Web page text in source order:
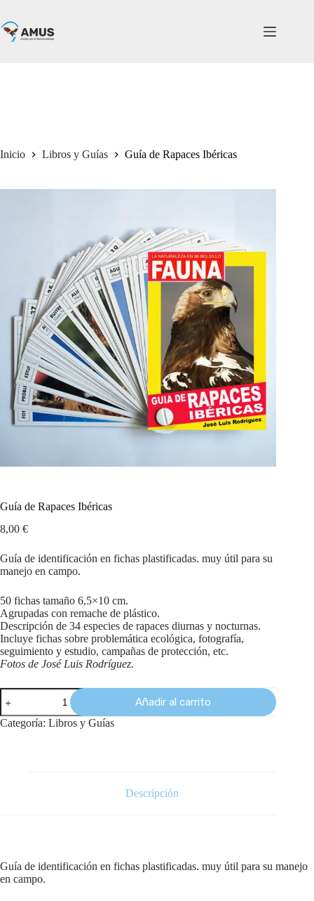
Inicio Libros y Guías Guía de Rapaces Ibéricas
Guía de Rapaces Ibéricas
8,00 €
Guía de identificación en fichas plastificadas. muy útil para su
manejo en campo.
50 fichas tamaño 6,5×10 cm.
Agrupadas con remache de plástico.
Descripción de 34 especies de rapaces diurnas y nocturnas.
Incluye fichas sobre problemática ecológica, fotografía,
seguimiento y estudio, campañas de protección, etc.
Fotos de José Luis Rodríguez.
Añadir al carrito
Categoría: Libros y Guías
Descripción
Guía de identificación en fichas plastificadas. muy útil para su manejo
en campo.